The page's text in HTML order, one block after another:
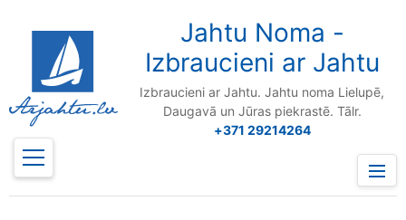
Jahtu Noma -
Izbraucieni ar Jahtu
Izbraucieni ar Jahtu. Jahtu noma Lielupē,
Daugavā un Jūras piekrastē. Tālr.
+371 29214264
Menu